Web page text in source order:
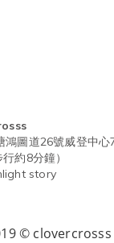
鴻圖道26號威登中心
約8分鐘）
story
© clovercrosss